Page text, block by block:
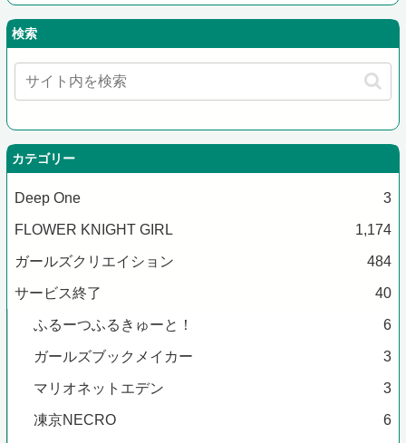
検索
カテゴリー
Deep One 3
FLOWER KNIGHT GIRL 1,174
ガールズクリエイション 484
サービス終了 40
ふるーつふるきゅーと！ 6
ガールズブックメイカー 3
マリオネットエデン 3
凍京NECRO 6